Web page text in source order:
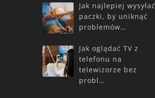
Jak najlepiej wysyłać
paczki, by uniknąć
problemów…
Jak oglądać TV z
telefonu na
telewizorze bez
probl…